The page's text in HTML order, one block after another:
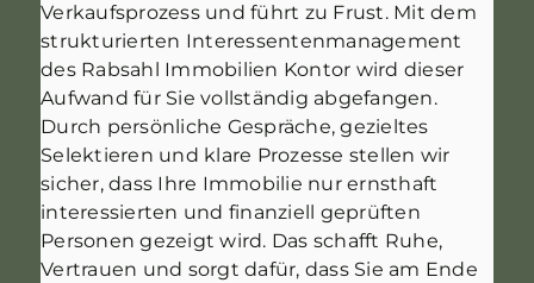
Verkaufsprozess und führt zu Frust. Mit dem
strukturierten Interessentenmanagement
des Rabsahl Immobilien Kontor wird dieser
Aufwand für Sie vollständig abgefangen.
Durch persönliche Gespräche, gezieltes
Selektieren und klare Prozesse stellen wir
sicher, dass Ihre Immobilie nur ernsthaft
interessierten und finanziell geprüften
Personen gezeigt wird. Das schafft Ruhe,
Vertrauen und sorgt dafür, dass Sie am Ende